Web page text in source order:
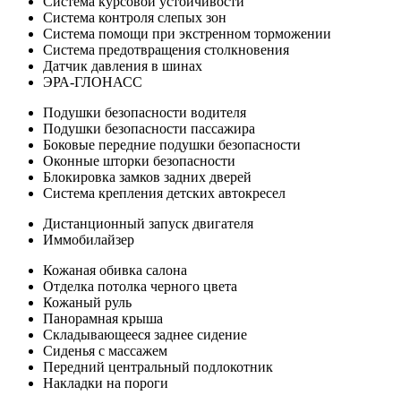
Система контроля слепых зон
Система помощи при экстренном торможении
Система предотвращения столкновения
Датчик давления в шинах
ЭРА-ГЛОНАСС
Подушки безопасности водителя
Подушки безопасности пассажира
Боковые передние подушки безопасности
Оконные шторки безопасности
Блокировка замков задних дверей
Система крепления детских автокресел
Дистанционный запуск двигателя
Иммобилайзер
Кожаная обивка салона
Отделка потолка черного цвета
Кожаный руль
Панорамная крыша
Складывающееся заднее сидение
Сиденья с массажем
Передний центральный подлокотник
Накладки на пороги